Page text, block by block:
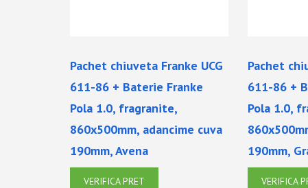
Pachet chiuveta Franke UCG
611-86 + Baterie Franke
Pola 1.0, fragranite,
860x500mm, adancime cuva
190mm, Avena
VERIFICA PRET
Pachet
611-86 +
Pola 1.0,
190mm,
VERIFICA